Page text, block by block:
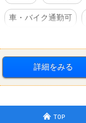
車・バイク通勤可
詳細をみる
TOP